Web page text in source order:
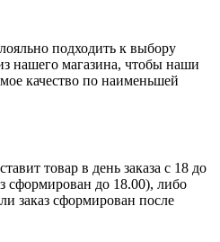
подходить к выбору
нашего магазина, чтобы наши
качество по наименьшей
товар в день заказа с 18 до
сформирован до 18.00), либо
заказ сформирован после